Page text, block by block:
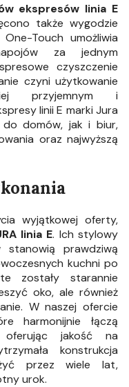
ekspresów linia E
także wygodzie
Touch umożliwia
za jednym
czyszczenie
czyni użytkowanie
przyjemnym i
linii E marki Jura
domów, jak i biur,
oraz najwyższą
wyjątkowej oferty,
linia E. Ich stylowy
stanowią prawdziwą
kuchni po
zostały starannie
oko, ale również
W naszej ofercie
harmonijnie łączą
oferując jakość na
konstrukcja
przez wiele lat,
urok.